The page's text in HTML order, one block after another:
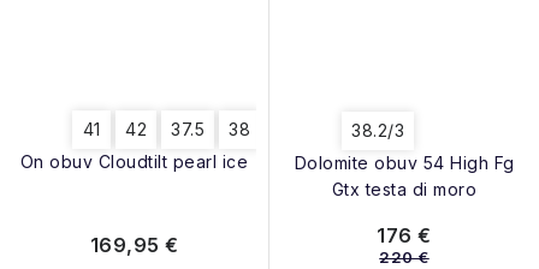
On obuv Cloudtilt pearl ice
41 42 37.5 38 39 40
169,95 €
Dolomite obuv 54 High Fg
Gtx testa di moro
38.2/3
176 €
220 €